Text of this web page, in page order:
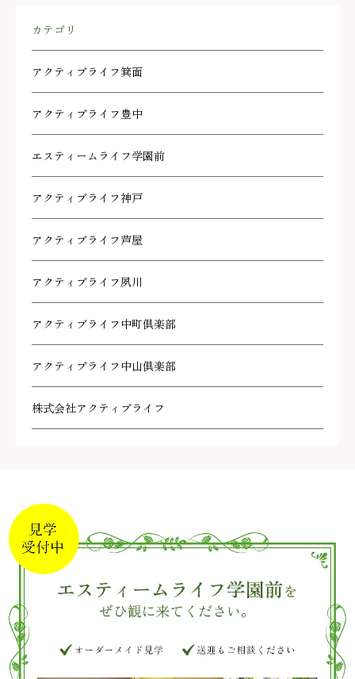
カテゴリ
アクティブライフ箕面
アクティブライフ豊中
エスティームライフ学園前
アクティブライフ神戸
アクティブライフ芦屋
アクティブライフ夙川
アクティブライフ中町倶楽部
アクティブライフ中山倶楽部
株式会社アクティブライフ